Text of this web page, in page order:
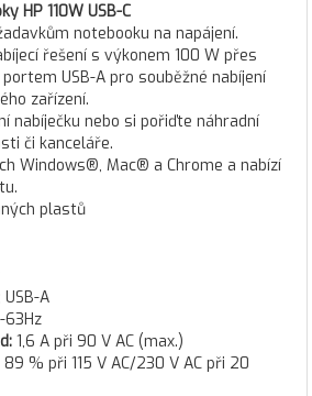
HP 110W USB-C
notebooku na napájení.
řešení s výkonem 100 W přes
USB-A pro souběžné nabíjení
zařízení.
nabíječku nebo si pořiďte náhradní
či kanceláře.
Windows®, Mac® a Chrome a nabízí
plastů
USB-A
63Hz
1,6 A při 90 V AC (max.)
89 % při 115 V AC/230 V AC při 20